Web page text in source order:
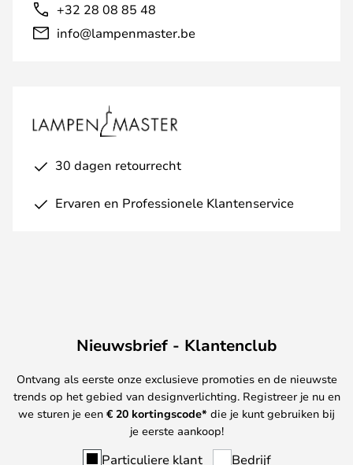
+32 28 08 85 48
info@lampenmaster.be
30 dagen retourrecht
Ervaren en Professionele Klantenservice
Nieuwsbrief - Klantenclub
Ontvang als eerste onze exclusieve promoties en de nieuwste
trends op het gebied van designverlichting. Registreer je nu en
we sturen je een € 20 kortingscode* die je kunt gebruiken bij
je eerste aankoop!
Particuliere klant Bedrijf